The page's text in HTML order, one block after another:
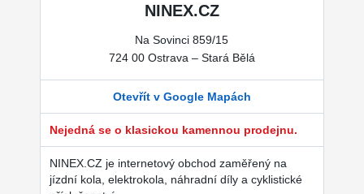
NINEX.CZ
Na Sovinci 859/15
724 00 Ostrava – Stará Bělá
Otevřít v Google Mapách
Nejedná se o klasickou kamennou prodejnu.
NINEX.CZ je internetový obchod zaměřený na
jízdní kola, elektrokola, náhradní díly a cyklistické